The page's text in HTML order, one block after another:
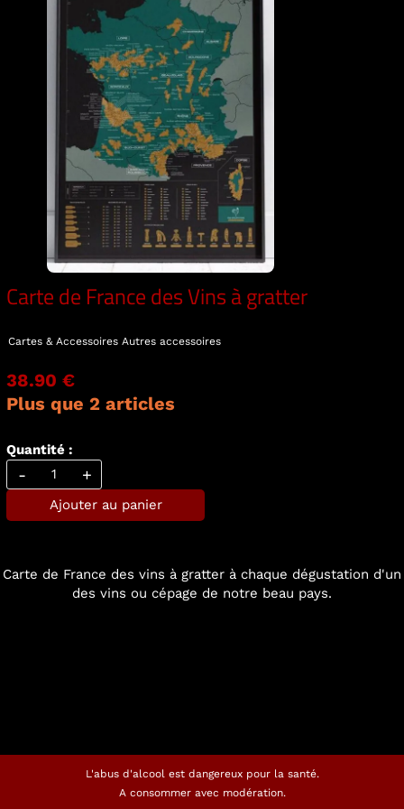
Carte de France des Vins à gratter
Cartes & Accessoires Autres accessoires
38.90 €
Plus que 2 articles
Quantité :
- +
Ajouter au panier
Carte de France des vins à gratter à chaque dégustation d'un
des vins ou cépage de notre beau pays.
L'abus d'alcool est dangereux pour la santé.
A consommer avec modération.